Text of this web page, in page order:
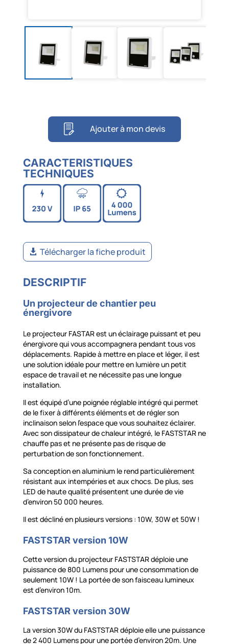
Ajouter à mon devis
CARACTERISTIQUES
TECHNIQUES
Télécharger la fiche produit
DESCRIPTIF
Un projecteur de chantier peu
énergivore
Le projecteur FASTAR est un éclairage puissant et peu
énergivore qui vous accompagnera pendant tous vos
déplacements. Rapide à mettre en place et léger, il est
une solution idéale pour mettre en lumière un petit
espace de travail et ne nécessite pas une longue
installation.
Il est équipé d’une poignée réglable intégré qui permet
de le fixer à différents éléments et de régler son
inclinaison selon l’espace que vous souhaitez éclairer.
Avec son dissipateur de chaleur intégré, le FASTSTAR ne
chauffe pas et ne présente pas de risque de
perturbation de son fonctionnement.
Sa conception en aluminium le rend particulièrement
résistant aux intempéries et aux chocs. De plus, ses
LED de haute qualité présentent une durée de vie
d’environ 50 000 heures.
Il est décliné en plusieurs versions : 10W, 30W et 50W !
FASTSTAR version 10W
Cette version du projecteur FASTSTAR déploie une
puissance de 800 Lumens pour une consommation de
seulement 10W ! La portée de son faisceau lumineux
est d’environ 10m.
FASTSTAR version 30W
La version 30W du FASTSTAR déploie elle une puissance
de 2 400 Lumens pour une portée d’environ 20m. Une